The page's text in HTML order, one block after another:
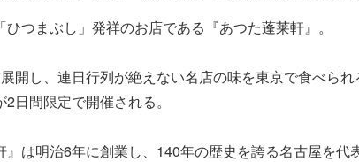
つまぶし」発祥のお店である『あつた蓬莱軒』。
開し、連日行列が絶えない名店の味を東京で食べら
日間限定で開催される。
』は明治6年に創業し、140年の歴史を誇る名古屋を代